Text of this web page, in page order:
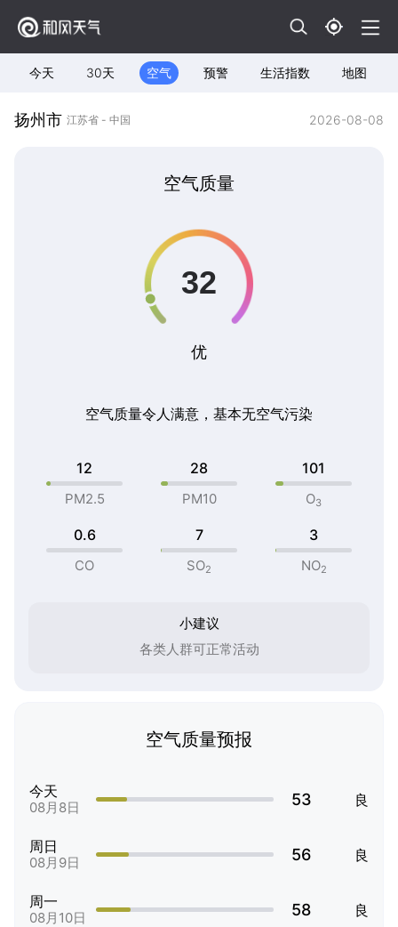
今天 30天 空气 预警 生活指数 地图
扬州市 江苏省 - 中国 2026-08-08
空气质量
优
空气质量令人满意，基本无空气污染
12
PM2.5
28
PM10
101
O3
0.6
CO
7
SO2
3
NO2
小建议
各类人群可正常活动
空气质量预报
今天
08月8日 53 良
周日
08月9日 56 良
周一
08月10日 58 良